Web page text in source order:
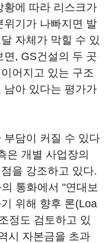
황에 따라 리스크가
위기가 나빠지면 발
자체가 막힐 수 있
, GS건설의 두 곳
어지고 있는 구조
남아 있다는 평가가
부담이 커질 수 있다
은 개별 사업장의
을 강조하고 있다.
통화에서 "연대보
위해 향후 론(Loa
정도 검토하고 있
시 자본금을 초과